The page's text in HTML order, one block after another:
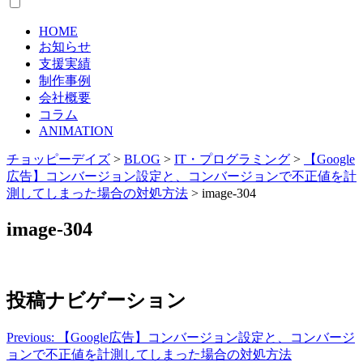
HOME
お知らせ
支援実績
制作事例
会社概要
コラム
ANIMATION
チョッピーデイズ > BLOG > IT・プログラミング >
【Google
広告】コンバージョン設定と、コンバージョンで不正値を計
測してしまった場合の対処方法 > image-304
image-304
投稿ナビゲーション
Previous:
【Google広告】コンバージョン設定と、コンバージ
ョンで不正値を計測してしまった場合の対処方法